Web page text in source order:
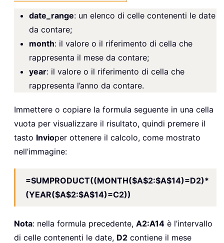
date_range: un elenco di celle contenenti le date
da contare;
month: il valore o il riferimento di cella che
rappresenta il mese da contare;
year: il valore o il riferimento di cella che
rappresenta l’anno da contare.
Immettere o copiare la formula seguente in una cella
vuota per visualizzare il risultato, quindi premere il
tasto Invioper ottenere il calcolo, come mostrato
nell’immagine:
=SUMPRODUCT((MONTH($A$2:$A$14)=D2)*
(YEAR($A$2:$A$14)=C2))
Nota: nella formula precedente, A2:A14 è l’intervallo
di celle contenenti le date, D2 contiene il mese